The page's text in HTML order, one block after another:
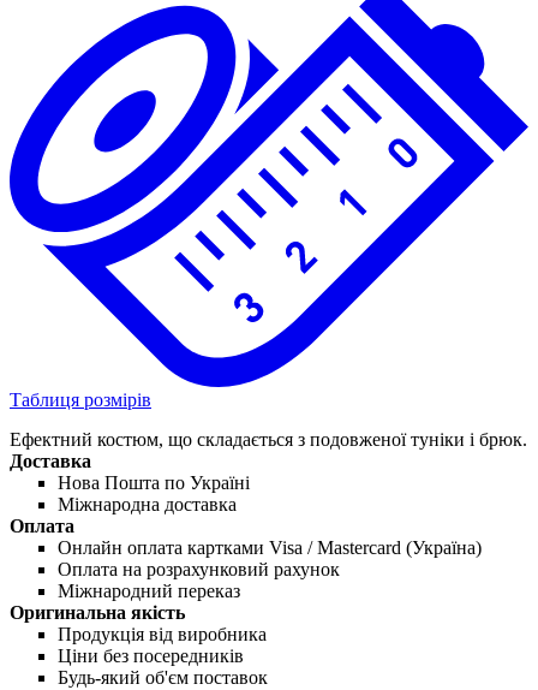
Таблиця розмірів
Ефектний костюм, що складається з подовженої туніки і брюк.
Доставка
Нова Пошта по Україні
Міжнародна доставка
Оплата
Онлайн оплата картками Visa / Mastercard (Україна)
Оплата на розрахунковий рахунок
Міжнародний переказ
Оригинальна якість
Продукція від виробника
Ціни без посередників
Будь-який об'єм поставок